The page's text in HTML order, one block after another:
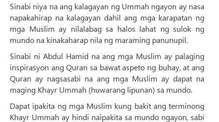
Sinabi niya na ang kalagayan ng Ummah ngayon ay nasa
napakahirap na kalagayan dahil ang mga karapatan ng
mga Muslim ay nilalabag sa halos lahat ng sulok ng
mundo na kinakaharap nila ng maraming panunupil.
Sinabi ni Abdul Hamid na ang mga Muslim ay palaging
inspirasyon ang Quran sa bawat aspeto ng buhay, at ang
Quran ay nagsasabi na ang mga Muslim ay dapat na
maging Khayr Ummah (huwarang lipunan) sa mundo.
Dapat ipakita ng mga Muslim kung bakit ang terminong
Khayr Ummah ay hindi naipakita sa mundo ngayon, sabi